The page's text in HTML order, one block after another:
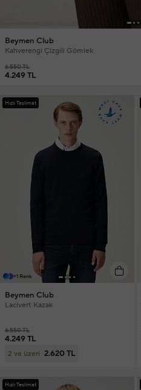
Beymen Club
Kahverengi Çizgili Gömlek
6.550 TL
4.249 TL
Hızlı Teslimat
+1 Renk
Beymen Club
Lacivert Kazak
6.550 TL
4.249 TL
2 ve üzeri 2.620 TL
Hızlı Teslimat